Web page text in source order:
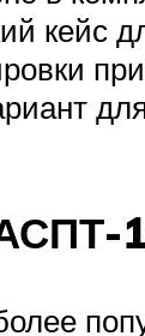
кейс